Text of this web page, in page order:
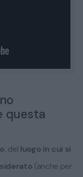
questa
, del luogo in cui si
(anche per